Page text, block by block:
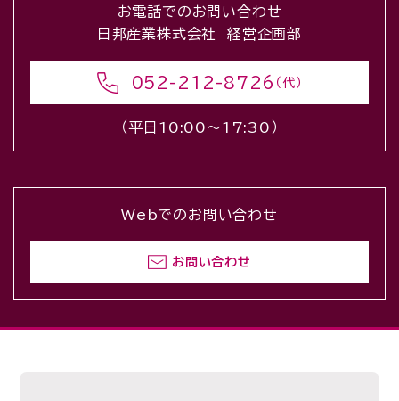
お電話でのお問い合わせ
日邦産業株式会社 経営企画部
052-212-8726 （代）
（平日10:00〜17:30）
Webでのお問い合わせ
お問い合わせ